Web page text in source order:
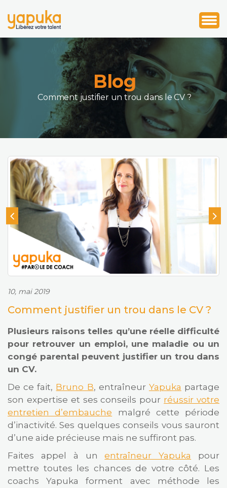
1
2
3
Blog
Comment justifier un trou dans le CV ?
10, mai 2019
Comment justifier un trou dans le CV ?
Plusieurs raisons telles qu’une réelle difficulté
pour retrouver un emploi, une maladie ou un
congé parental peuvent justifier un trou dans
un CV.
De ce fait, Bruno B, entraîneur Yapuka partage
son expertise et ses conseils pour réussir votre
entretien d’embauche malgré cette période
d’inactivité. Ses quelques conseils vous sauront
d’une aide précieuse mais ne suffiront pas.
Faites appel à unentraîneur Yapuka
pour
mettre toutes les chances de votre côté. Les
coachs Yapuka forment avec méthode les